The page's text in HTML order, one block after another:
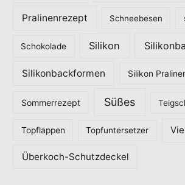
Pralinenrezept Schneebesen
Schokolade Silikon
Silikonbackformen Silikon
Sommerrezept Süßes
Topflappen Topfuntersetzer
Überkoch-Schutzdeckel